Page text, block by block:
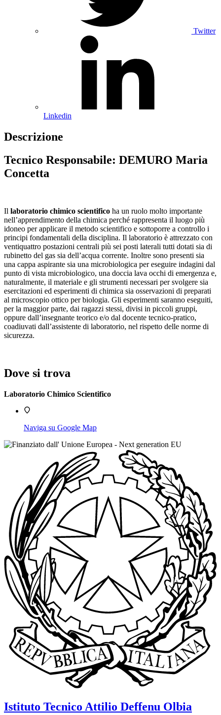
Twitter
Linkedin
Descrizione
Tecnico Responsabile: DEMURO Maria
Concetta
Il laboratorio chimico scientifico ha un ruolo molto importante
nell’apprendimento della chimica perché rappresenta il luogo più
idoneo per applicare il metodo scientifico e sottoporre a controllo i
principi fondamentali della disciplina. Il laboratorio è attrezzato con
ventiquattro postazioni centrali più sei posti laterali tutti dotati sia di
rubinetto del gas sia dell’acqua corrente. Inoltre sono presenti sia
una cappa aspirante sia una microbiologica per eseguire indagini dal
punto di vista microbiologico, una doccia lava occhi di emergenza e,
naturalmente, il materiale e gli strumenti necessari per svolgere sia
esercitazioni ed esperimenti di chimica sia osservazioni di preparati
al microscopio ottico per biologia. Gli esperimenti saranno eseguiti,
per la maggior parte, dai ragazzi stessi, divisi in piccoli gruppi,
oppure dall’insegnante teorico e/o dal docente tecnico-pratico,
coadiuvati dall’assistente di laboratorio, nel rispetto delle norme di
sicurezza.
Dove si trova
Laboratorio Chimico Scientifico
Naviga su Google Map
Istituto Tecnico Attilio Deffenu Olbia